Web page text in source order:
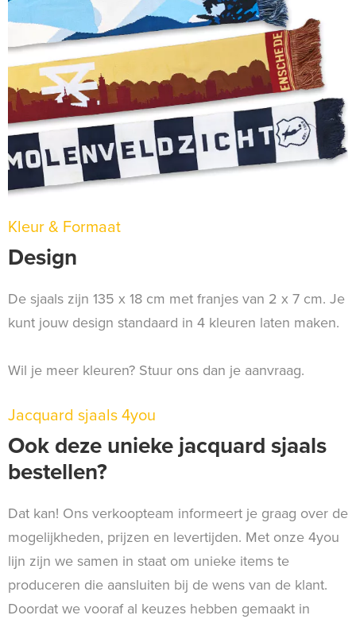
Kleur & Formaat
Design
De sjaals zijn 135 x 18 cm met franjes van 2 x 7 cm. Je
kunt jouw design standaard in 4 kleuren laten maken.
Wil je meer kleuren? Stuur ons dan je aanvraag.
Jacquard sjaals 4you
Ook deze unieke jacquard sjaals
bestellen?
Dat kan! Ons verkoopteam informeert je graag over de
mogelijkheden, prijzen en levertijden. Met onze 4you
lijn zijn we samen in staat om unieke items te
produceren die aansluiten bij de wens van de klant.
Doordat we vooraf al keuzes hebben gemaakt in